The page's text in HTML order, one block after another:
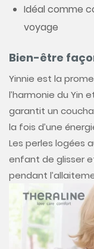
Idéal comme
voyage
Bien-être
Yinnie est la
l’harmonie du Yin
garantit un
la fois d’une
Les perles logées
enfant de glisser
pendant